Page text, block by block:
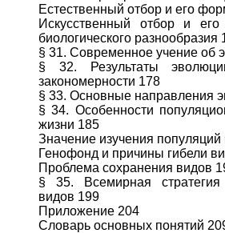
Естественный отбор и его
Искусственный отбор и
биологического разнообразия
§ 31. Современное учение об
§ 32. Результаты
закономерности 178
§ 33. Основные направления
§ 34. Особенности
жизни 185
Значение изучения
Генофонд и причины гибели
Проблема сохранения видов
§ 35. Всемирная
видов 199
Приложение 204
Словарь основных понятий